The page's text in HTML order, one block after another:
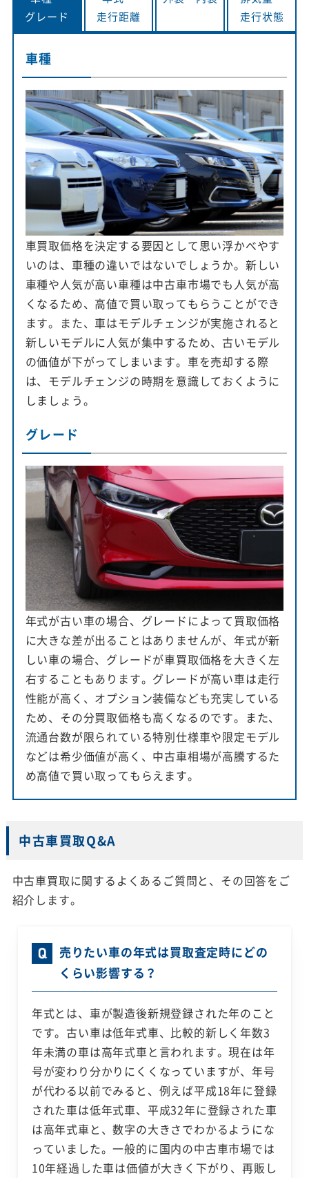
グレード
走行距離
走行状態
車種
車買取価格を決定する要因として思い浮かべやす
いのは、車種の違いではないでしょうか。新しい
車種や人気が高い車種は中古車市場でも人気が高
くなるため、高値で買い取ってもらうことができ
ます。また、車はモデルチェンジが実施されると
新しいモデルに人気が集中するため、古いモデル
の価値が下がってしまいます。車を売却する際
は、モデルチェンジの時期を意識しておくように
しましょう。
グレード
年式が古い車の場合、グレードによって買取価格
に大きな差が出ることはありませんが、年式が新
しい車の場合、グレードが車買取価格を大きく左
右することもあります。グレードが高い車は走行
性能が高く、オプション装備なども充実している
ため、その分買取価格も高くなるのです。また、
流通台数が限られている特別仕様車や限定モデル
などは希少価値が高く、中古車相場が高騰するた
め高値で買い取ってもらえます。
中古車買取Q&A
中古車買取に関するよくあるご質問と、その回答をご
紹介します。
売りたい車の年式は買取査定時にどの
くらい影響する？
年式とは、車が製造後新規登録された年のこと
です。古い車は低年式車、比較的新しく年数3
年未満の車は高年式車と言われます。現在は年
号が変わり分かりにくくなっていますが、年号
が代わる以前でみると、例えば平成18年に登録
された車は低年式車、平成32年に登録された車
は高年式車と、数字の大きさでわかるようにな
っていました。一般的に国内の中古車市場では
10年経過した車は価値が大きく下がり、再販し